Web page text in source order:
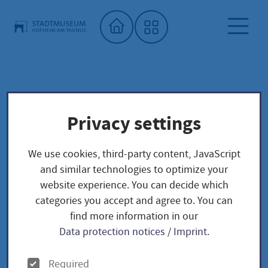
Home"
Kalender Stadtmuseum Hofheim
Familienzeit: Jim Dine
- Chasing scale and
Privacy settings
We use cookies, third-party content, JavaScript
and similar technologies to optimize your
website experience. You can decide which
categories you accept and agree to. You can
find more information in our
Data protection notices / Imprint.
O
Required